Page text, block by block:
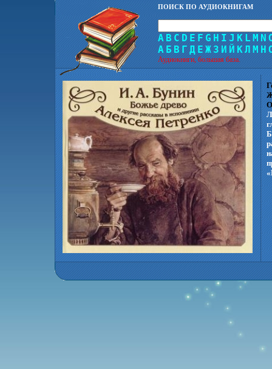
ПОИСК ПО АУДИОКНИГАМ
A B C D E F G H I J K L M N
А Б В Г Д Е Ж З И Й КЛ М Н
Аудиокниги, большая база.